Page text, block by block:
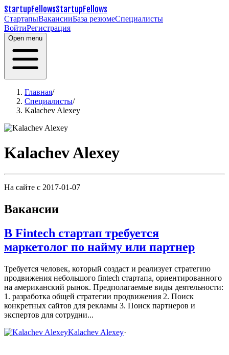
StartupFellowsStartupFellows
СтартапыВакансииБаза резюмеСпециалисты
ВойтиРегистрация
Open menu
Главная/
Специалисты/
Kalachev Alexey
Kalachev Alexey
На сайте с 2017-01-07
Вакансии
В Fintech стартап требуется
маркетолог по найму или партнер
Требуется человек, который создаст и реализует стратегию
продвижения небольшого fintech стартапа, ориентированного
на американский рынок. Предполагаемые виды деятельности:
1. разработка общей стратегии продвижения 2. Поиск
конкретных сайтов для рекламы 3. Поиск партнеров и
экспертов для сотрудни...
Kalachev Alexey·